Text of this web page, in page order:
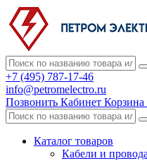
+7 (495) 787-17-46
info@petromelectro.ru
Позвонить Кабинет Корзина
Каталог товаров
Кабели и провода